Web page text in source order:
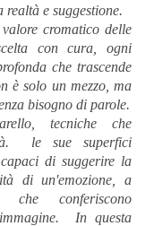
e suggestione.
cromatico delle
con cura, ogni
che trascende
è solo un mezzo, ma
bisogno di parole.
tecniche che
le sue superfici
di suggerire la
di un'emozione, a
conferiscono
In questa